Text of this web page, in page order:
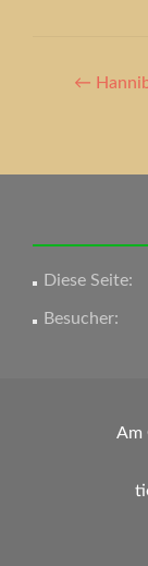
Artikel-
←
Diese Seite:
Besucher:
Am